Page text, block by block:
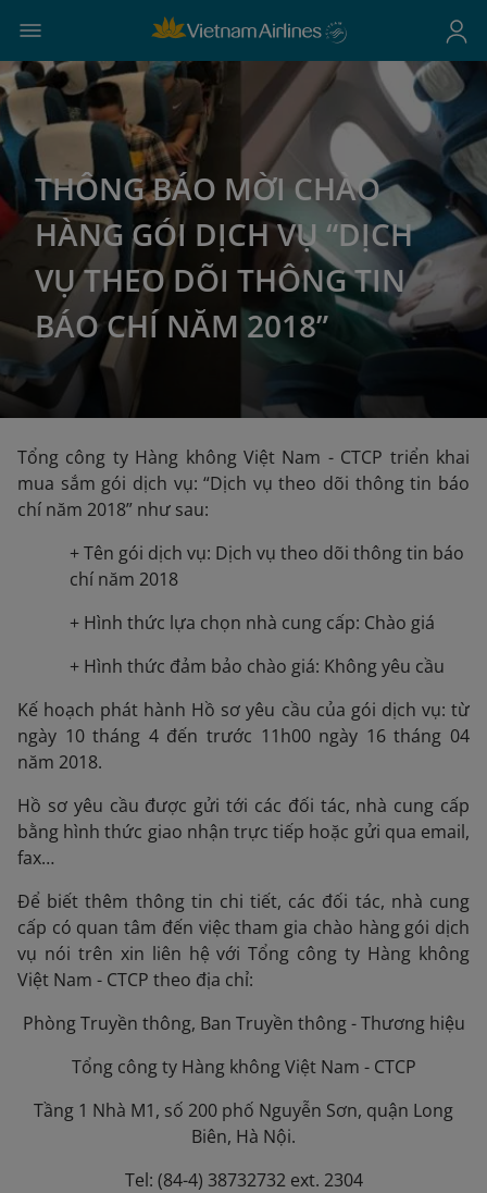
THÔNG BÁO MỜI CHÀO
HÀNG GÓI DỊCH VỤ “DỊCH
VỤ THEO DÕI THÔNG TIN
BÁO CHÍ NĂM 2018”
Tổng công ty Hàng không Việt Nam - CTCP triển khai
mua sắm gói dịch vụ: “Dịch vụ theo dõi thông tin báo
chí năm 2018” như sau:
+ Tên gói dịch vụ: Dịch vụ theo dõi thông tin báo
chí năm 2018
+ Hình thức lựa chọn nhà cung cấp: Chào giá
+ Hình thức đảm bảo chào giá: Không yêu cầu
Kế hoạch phát hành Hồ sơ yêu cầu của gói dịch vụ: từ
ngày 10 tháng 4 đến trước 11h00 ngày 16 tháng 04
năm 2018.
Hồ sơ yêu cầu được gửi tới các đối tác, nhà cung cấp
bằng hình thức giao nhận trực tiếp hoặc gửi qua email,
fax…
Để biết thêm thông tin chi tiết, các đối tác, nhà cung
cấp có quan tâm đến việc tham gia chào hàng gói dịch
vụ nói trên xin liên hệ với Tổng công ty Hàng không
Việt Nam - CTCP theo địa chỉ:
Phòng Truyền thông, Ban Truyền thông - Thương hiệu
Tổng công ty Hàng không Việt Nam - CTCP
Tầng 1 Nhà M1, số 200 phố Nguyễn Sơn, quận Long
Biên, Hà Nội.
Tel: (84-4) 38732732 ext. 2304